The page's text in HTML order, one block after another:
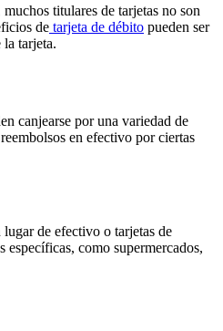
titulares de tarjetas no son
de tarjeta de débito pueden ser
tarjeta.
canjearse por una variedad de
en efectivo por ciertas
de efectivo o tarjetas de
como supermercados,